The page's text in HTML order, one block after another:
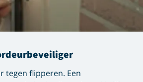
tegen flipperen. Een